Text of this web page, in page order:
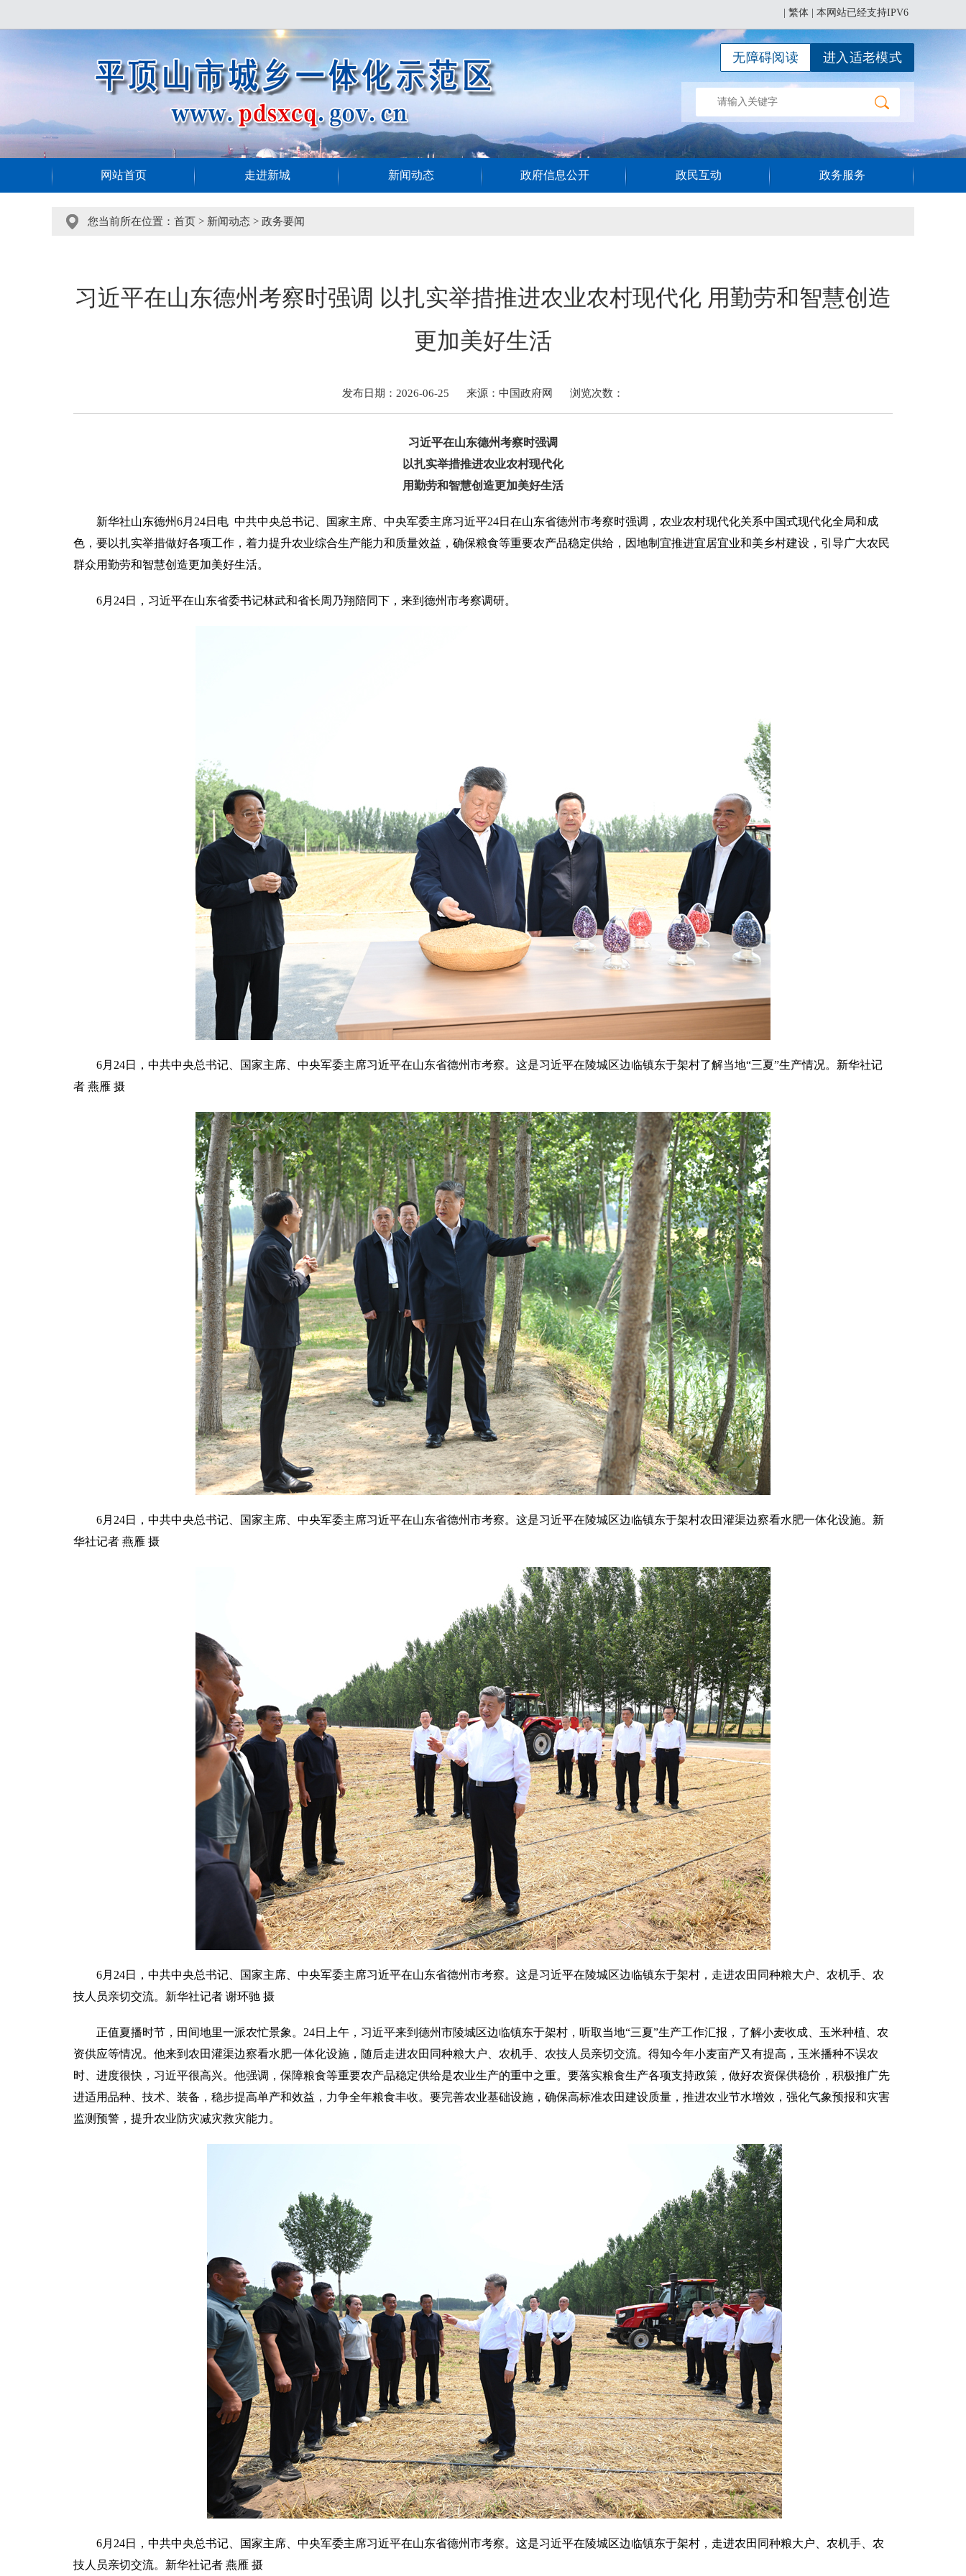
繁体 | 本网站已经支持IPV6
进入适老模式
无障碍阅读
网站首页 走进新城 新闻动态 政府信息公开 政民互动 政务服务
您当前所在位置： 首页 > 新闻动态 > 政务要闻
习近平在山东德州考察时强调 以扎实举措推进农业农村现代化 用勤劳和智慧创造
更加美好生活
发布日期：2026-06-25 来源：中国政府网 浏览次数：
习近平在山东德州考察时强调
以扎实举措推进农业农村现代化
用勤劳和智慧创造更加美好生活
新华社山东德州6月24日电 中共中央总书记、国家主席、中央军委主席习近平24日在山东省德州市考察时强调，农业农村现代化关系中国式现代化全局和成
色，要以扎实举措做好各项工作，着力提升农业综合生产能力和质量效益，确保粮食等重要农产品稳定供给，因地制宜推进宜居宜业和美乡村建设，引导广大农民
群众用勤劳和智慧创造更加美好生活。
6月24日，习近平在山东省委书记林武和省长周乃翔陪同下，来到德州市考察调研。
6月24日，中共中央总书记、国家主席、中央军委主席习近平在山东省德州市考察。这是习近平在陵城区边临镇东于架村了解当地“三夏”生产情况。新华社记
者 燕雁 摄
6月24日，中共中央总书记、国家主席、中央军委主席习近平在山东省德州市考察。这是习近平在陵城区边临镇东于架村农田灌渠边察看水肥一体化设施。新
华社记者 燕雁 摄
6月24日，中共中央总书记、国家主席、中央军委主席习近平在山东省德州市考察。这是习近平在陵城区边临镇东于架村，走进农田同种粮大户、农机手、农
技人员亲切交流。新华社记者 谢环驰 摄
正值夏播时节，田间地里一派农忙景象。24日上午，习近平来到德州市陵城区边临镇东于架村，听取当地“三夏”生产工作汇报，了解小麦收成、玉米种植、农
资供应等情况。他来到农田灌渠边察看水肥一体化设施，随后走进农田同种粮大户、农机手、农技人员亲切交流。得知今年小麦亩产又有提高，玉米播种不误农
时、进度很快，习近平很高兴。他强调，保障粮食等重要农产品稳定供给是农业生产的重中之重。要落实粮食生产各项支持政策，做好农资保供稳价，积极推广先
进适用品种、技术、装备，稳步提高单产和效益，力争全年粮食丰收。要完善农业基础设施，确保高标准农田建设质量，推进农业节水增效，强化气象预报和灾害
监测预警，提升农业防灾减灾救灾能力。
6月24日，中共中央总书记、国家主席、中央军委主席习近平在山东省德州市考察。这是习近平在陵城区边临镇东于架村，走进农田同种粮大户、农机手、农
技人员亲切交流。新华社记者 燕雁 摄